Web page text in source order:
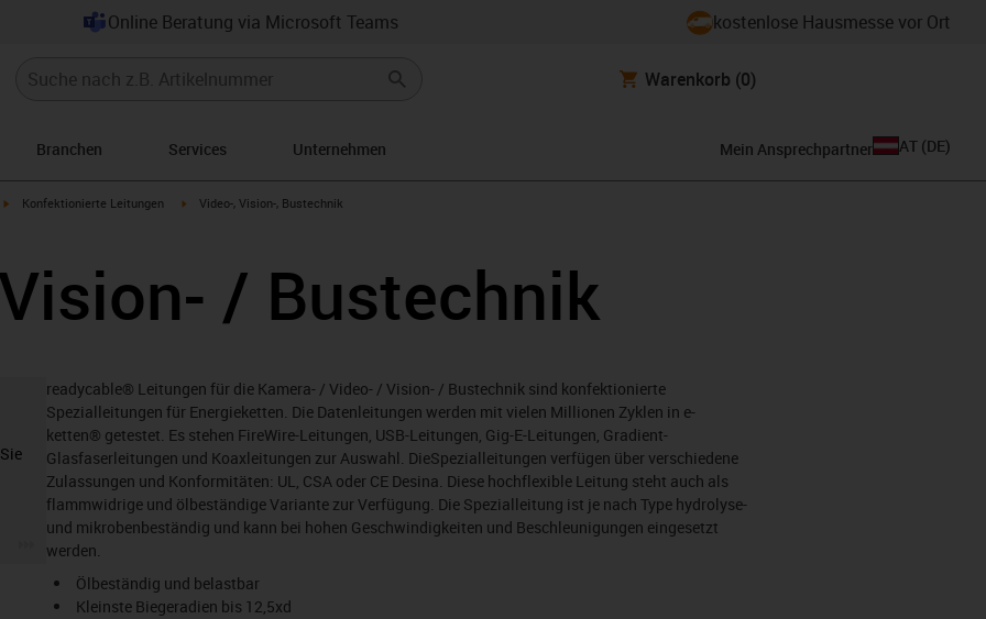
Online Beratung via Microsoft Teams kostenlose Hausmesse vor Ort
Warenkorb (0)
Branchen Services Unternehmen Mein Ansprechpartner AT (DE)
igus-icon-arrow-right
Konfektionierte Leitungen igus-icon-arrow-right
Video-, Vision-, Bustechnik
/ Bustechnik
readycable® Leitungen für die Kamera- / Video- / Vision- / Bustechnik sind konfektionierte
Spezialleitungen für Energieketten. Die Datenleitungen werden mit vielen Millionen Zyklen in e-
ketten® getestet. Es stehen FireWire-Leitungen, USB-Leitungen, Gig-E-Leitungen, Gradient-
Glasfaserleitungen und Koaxleitungen zur Auswahl. DieSpezialleitungen verfügen über verschiedene
Zulassungen und Konformitäten: UL, CSA oder CE Desina. Diese hochflexible Leitung steht auch als
flammwidrige und ölbeständige Variante zur Verfügung. Die Spezialleitung ist je nach Type hydrolyse-
und mikrobenbeständig und kann bei hohen Geschwindigkeiten und Beschleunigungen eingesetzt
werden.
Ölbeständig und belastbar
Kleinste Biegeradien bis 12,5xd
igus-icon-3arrow